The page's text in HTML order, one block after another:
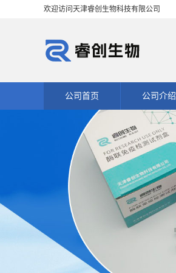
欢迎访问天津睿创生物科技有限公司
公司首页 公司介绍